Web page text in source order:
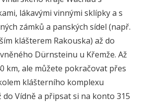
lákavými vinnými sklípky a s
zámků a panských sídel (např.
klášterem Rakouska) až do
Dürnsteinu u Křemže. Až
km, ale můžete pokračovat přes
klášterního komplexu
Vídně a připsat si na konto 315